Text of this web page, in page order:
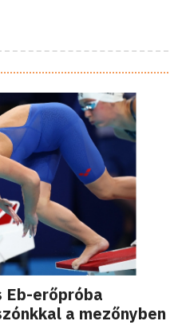
Eb-erőpróba
a mezőnyben